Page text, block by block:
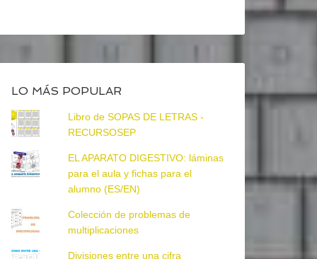
LO MÁS POPULAR
Libro de SOPAS DE LETRAS -
RECURSOSEP
EL APARATO DIGESTIVO: láminas
para el aula y fichas para el
alumno (ES/EN)
Colección de problemas de
multiplicaciones
Divisiones entre una cifra